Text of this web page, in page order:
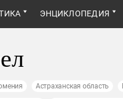
ЭНЦИКЛОПЕДИЯ
Астраханская область